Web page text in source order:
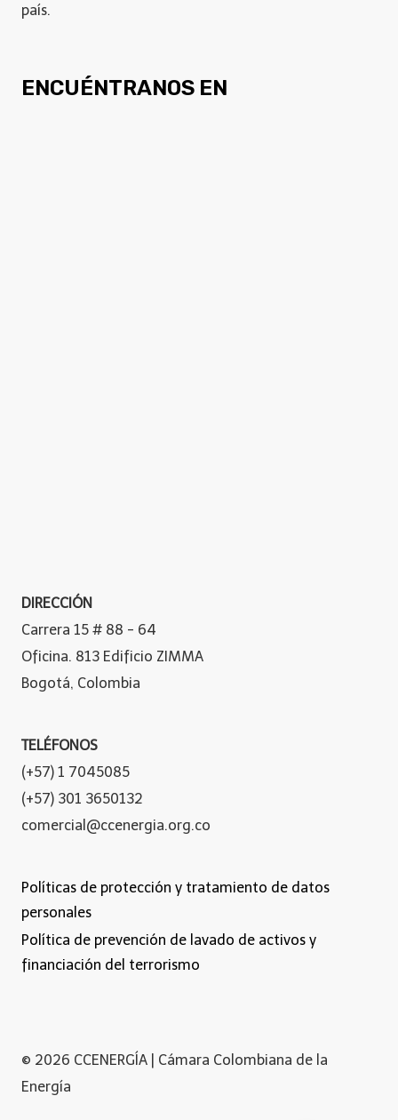
país.
ENCUÉNTRANOS EN
DIRECCIÓN
Carrera 15 # 88 - 64
Oficina. 813 Edificio ZIMMA
Bogotá, Colombia
TELÉFONOS
(+57) 1 7045085
(+57) 301 3650132
comercial@ccenergia.org.co
Políticas de protección y tratamiento de datos
personales
Política de prevención de lavado de activos y
financiación del terrorismo
© 2026 CCENERGÍA | Cámara Colombiana de la
Energía